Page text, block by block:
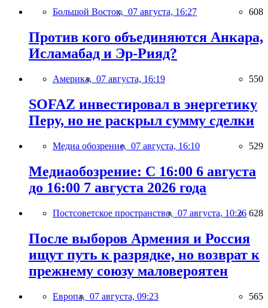
Большой Восток, 07 августа, 16:27 608
Против кого объединяются Анкара,
Исламабад и Эр-Рияд?
Америка, 07 августа, 16:19 550
SOFAZ инвестировал в энергетику
Перу, но не раскрыл сумму сделки
Медиа обозрение, 07 августа, 16:10 529
Медиаобозрение: С 16:00 6 августа
до 16:00 7 августа 2026 года
Постсоветское пространство, 07 августа, 10:26 628
После выборов Армения и Россия
ищут путь к разрядке, но возврат к
прежнему союзу маловероятен
Европа, 07 августа, 09:23 565